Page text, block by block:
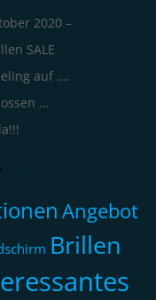
2020 –
SALE
auf ….
…
Angebot
Brillen